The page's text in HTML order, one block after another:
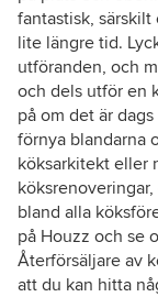
fantastisk,
lite längre tid.
utföranden, och
och dels utför en
på om det är
förnya blandarna
köksarkitekt eller
bland alla
på Houzz och se
Återförsäljare av
att du kan hitta